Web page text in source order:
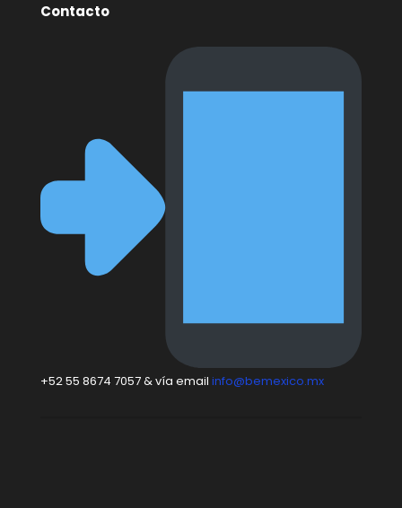
Contacto
+52 55 8674 7057 & vía email info@bemexico.mx